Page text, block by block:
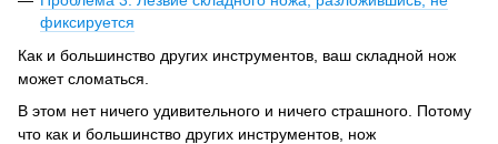
фиксируется
Как и большинство других инструментов, ваш складной нож
может сломаться.
В этом нет ничего удивительного и ничего страшного. Потому
что как и большинство других инструментов, нож